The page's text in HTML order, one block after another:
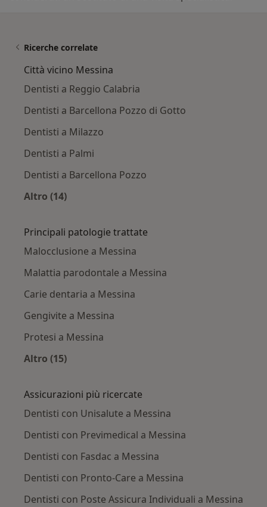
Ricerche correlate
Città vicino Messina
Dentisti a Reggio Calabria
Dentisti a Barcellona Pozzo di Gotto
Dentisti a Milazzo
Dentisti a Palmi
Dentisti a Barcellona Pozzo
Altro (14)
Principali patologie trattate
Malocclusione a Messina
Malattia parodontale a Messina
Carie dentaria a Messina
Gengivite a Messina
Protesi a Messina
Altro (15)
Assicurazioni più ricercate
Dentisti con Unisalute a Messina
Dentisti con Previmedical a Messina
Dentisti con Fasdac a Messina
Dentisti con Pronto-Care a Messina
Dentisti con Poste Assicura Individuali a Messina